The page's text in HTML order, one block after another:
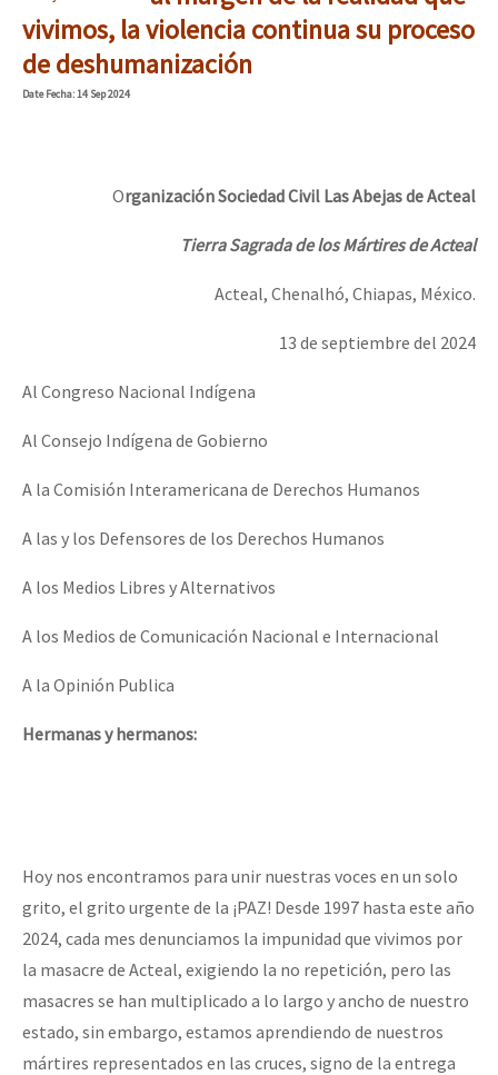
Mundo
EZLN
La Sexta
Megaproyectos
ETIQUETAS
MULTIMEDIA
Audio
Semillero Guerra contra la Humanidad. (Las poblaciones y
la naturaleza bajo asedio)
Libros para descargar
Contacto
Dia 1: Encontro “Guerra contra a Humanidade”
[CDMX – 20 julio] Jornadas globales por la libertad de Jesús
vivimos, la violencia continua su proceso
de deshumanización
DateFecha: 14 Sep 2024
Organización Sociedad Civil Las Abejas de Acteal
Tierra Sagrada de los Mártires de Acteal
Acteal, Chenalhó, Chiapas, México.
13 de septiembre del 2024
Al Congreso Nacional Indígena
Al Consejo Indígena de Gobierno
A la Comisión Interamericana de Derechos Humanos
A las y los Defensores de los Derechos Humanos
A los Medios Libres y Alternativos
A los Medios de Comunicación Nacional e Internacional
A la Opinión Publica
Hermanas y hermanos:
Hoy nos encontramos para unir nuestras voces en un solo
grito, el grito urgente de la ¡PAZ! Desde 1997 hasta este año
2024, cada mes denunciamos la impunidad que vivimos por
la masacre de Acteal, exigiendo la no repetición, pero las
masacres se han multiplicado a lo largo y ancho de nuestro
estado, sin embargo, estamos aprendiendo de nuestros
mártires representados en las cruces, signo de la entrega